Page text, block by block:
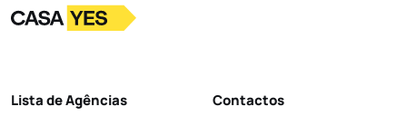
LogoIr para a homepage
Lista de Agências
Contactos